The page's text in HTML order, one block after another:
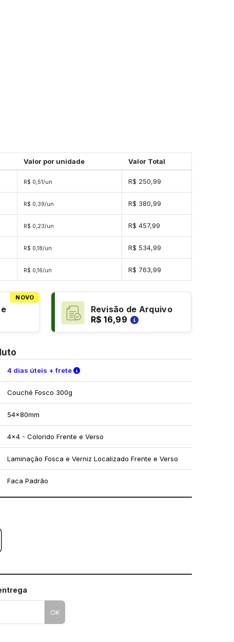
Valor por unidade Valor Total
R$ 0,51/un R$ 250,99
R$ 0,39/un R$ 380,99
R$ 0,23/un R$ 457,99
R$ 0,18/un R$ 534,99
R$ 0,16/un R$ 763,99
NOVO
Revisão de Arquivo
R$ 16,99
4 dias úteis + frete Verifique as condições de entrega
Couché Fosco 300g
54x80mm
4x4 - Colorido Frente e Verso
Laminação Fosca e Verniz Localizado Frente e Verso
Faca Padrão
utilizar os nossos gabaritos
OK